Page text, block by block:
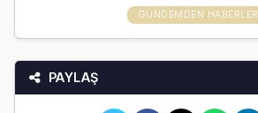
GÜNDEMDEN HABERLER
PAYLAŞ